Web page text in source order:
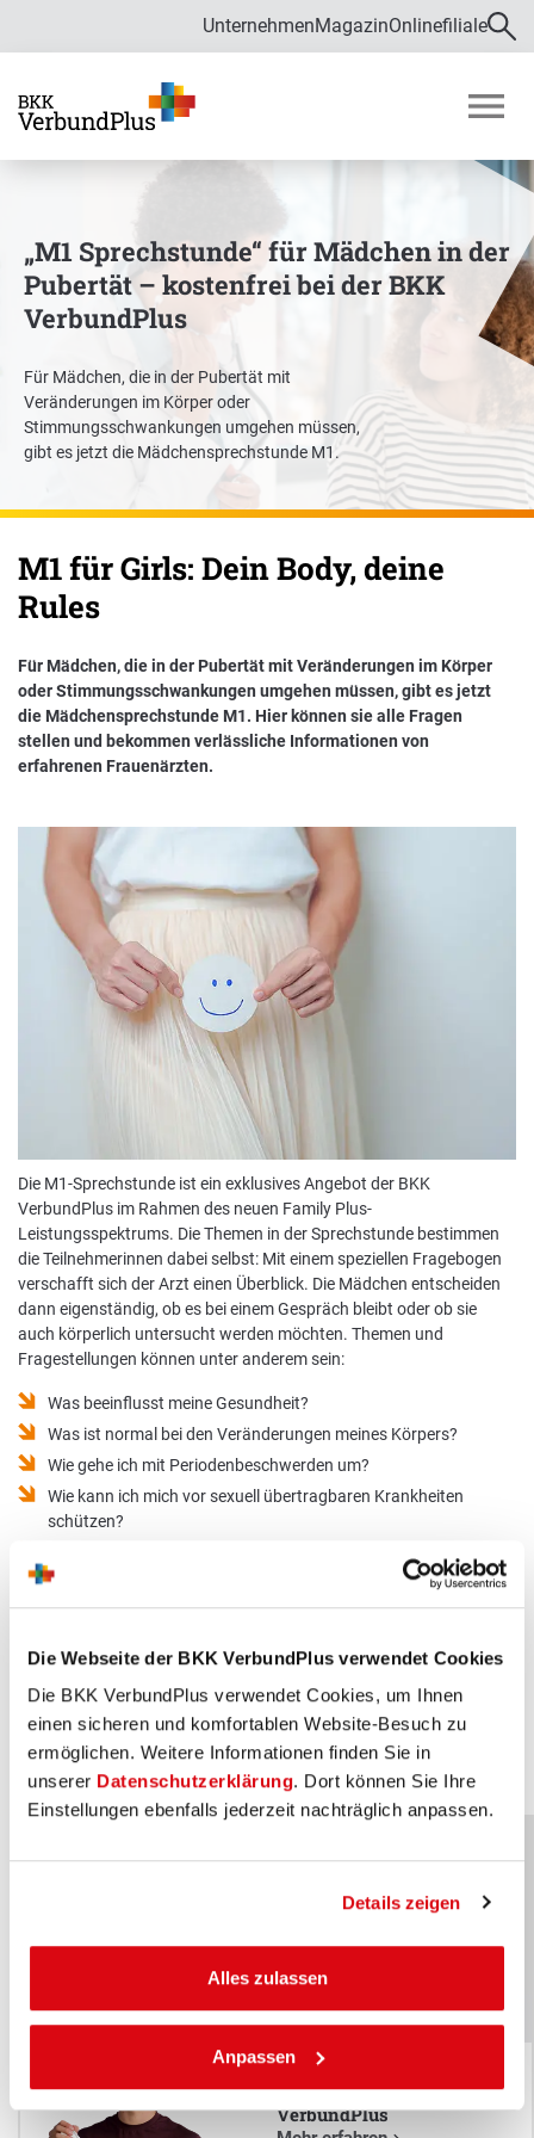
Die Webseite der BKK VerbundPlus verwendet Cookies
Die BKK VerbundPlus verwendet Cookies, um Ihnen
einen sicheren und komfortablen Website-Besuch zu
ermöglichen. Weitere Informationen finden Sie in
unserer Datenschutzerklärung. Dort können Sie Ihre
Einstellungen ebenfalls jederzeit nachträglich anpassen.
Details zeigen
Alles zulassen
Anpassen
Unternehmen
Über uns
Bekämpfung von Fehlverhalten im
Gesundheitswesen
Verwaltungsrat
Satzung
Karriere
Ausbildung und Duales Studium
Nachhaltigkeit bei der BKK VerbundPlus
Presse
MagazinOnlinefiliale
o
m
n
e
n
„M1 Sprechstunde“ für Mädchen in der
Pubertät – kostenfrei bei der BKK
VerbundPlus
Für Mädchen, die in der Pubertät mit
Veränderungen im Körper oder
Stimmungsschwankungen umgehen müssen,
gibt es jetzt die Mädchensprechstunde M1.
M1 für Girls: Dein Body, deine
Rules
Für Mädchen, die in der Pubertät mit Veränderungen im Körper
oder Stimmungsschwankungen umgehen müssen, gibt es jetzt
die Mädchensprechstunde M1. Hier können sie alle Fragen
stellen und bekommen verlässliche Informationen von
erfahrenen Frauenärzten.
Die M1-Sprechstunde ist ein exklusives Angebot der BKK
VerbundPlus im Rahmen des neuen Family Plus-
Leistungsspektrums. Die Themen in der Sprechstunde bestimmen
die Teilnehmerinnen dabei selbst: Mit einem speziellen Fragebogen
verschafft sich der Arzt einen Überblick. Die Mädchen entscheiden
dann eigenständig, ob es bei einem Gespräch bleibt oder ob sie
auch körperlich untersucht werden möchten. Themen und
Fragestellungen können unter anderem sein:
Was beeinflusst meine Gesundheit?
Was ist normal bei den Veränderungen meines Körpers?
Wie gehe ich mit Periodenbeschwerden um?
Wie kann ich mich vor sexuell übertragbaren Krankheiten
schützen?
Die BKK VerbundPlus übernimmt die gesamten Kosten dieser
Mehr zur Mädchensprechstunde erfahren
Unser Markenbotschafter: Justus
Mein bester
Treffer: die BKK
VerbundPlus
Unser Markenbotschafter:
Justus Strelow
Direkt zur Hauptnavigation (Enter drücken)
Direkt zur Suche (Enter drücken)
Direkt zum Hauptinhalt (Enter drücken)